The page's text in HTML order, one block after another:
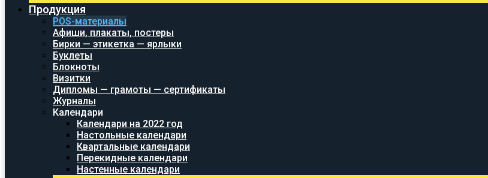
Продукция
POS-материалы
Афиши, плакаты, постеры
Бирки — этикетка — ярлыки
Буклеты
Блокноты
Визитки
Дипломы — грамоты — сертификаты
Журналы
Календари
Календари на 2022 год
Настольные календари
Квартальные календари
Перекидные календари
Настенные календари